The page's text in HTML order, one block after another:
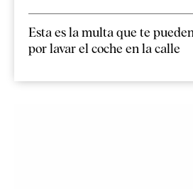
Esta es la multa que te
por lavar el coche en la calle